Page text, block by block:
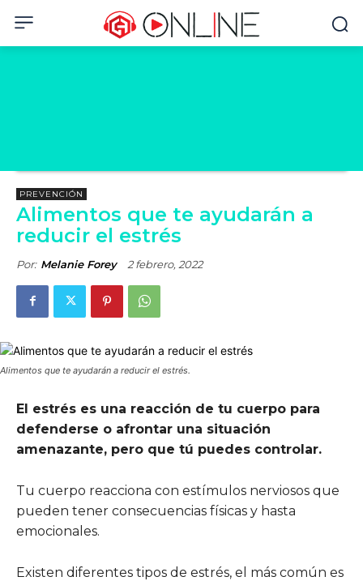
PREVENCIÓN
Alimentos que te ayudarán a
reducir el estrés
Por: Melanie Forey 2 febrero, 2022
Alimentos que te ayudarán a reducir el estrés.
El estrés es una reacción de tu cuerpo para
defenderse o afrontar una situación
amenazante, pero que tú puedes controlar.
Tu cuerpo reacciona con estímulos nerviosos que
pueden tener consecuencias físicas y hasta
emocionales.
Existen diferentes tipos de estrés, el más común es